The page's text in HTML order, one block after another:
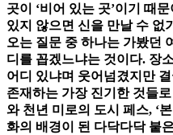
곳이 ‘비어 있는 곳’이기 때
있지 않으면 신을 만날 수 없
오는 질문 중 하나는 가봤던
디를 꼽겠느냐는 것이다. 장
어디 있냐며 웃어넘겼지만
존재하는 가장 진기한 것들
와 천년 미로의 도시 페스, ‘
화의 배경이 된 다닥다닥 붙